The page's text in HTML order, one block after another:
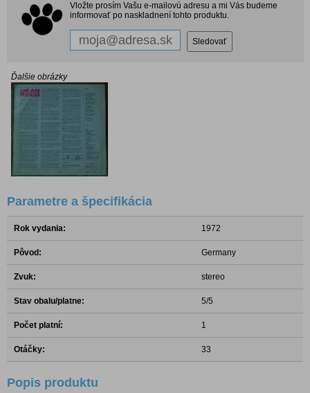
Vložte prosím Vašu e-mailovú adresu a mi Vás budeme
informovať po naskladnení tohto produktu.
Ďalšie obrázky
Parametre a špecifikácia
Rok vydania: 1972
Pôvod: Germany
Zvuk: stereo
Stav obalu/platne: 5/5
Počet platní: 1
Otáčky: 33
Popis produktu